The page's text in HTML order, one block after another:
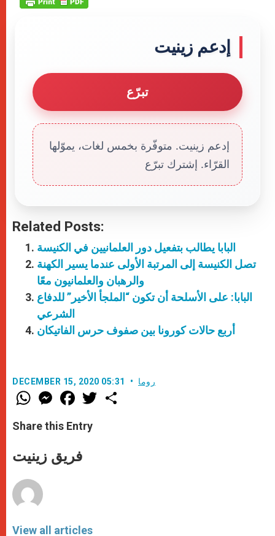
إدعم زينيت
تبرّع
إدعم زينيت. متوفّرة بخمس لغات، يموّلها
القرّاء. إشترك تبرّع
Related Posts:
البابا يطالب بتفعيل دور العلمانيين في الكنيسة
تصل الكنيسة إلى المرتبة الأولى عندما يسير الكهنة
والرهبان والعلمانيون معًا
البابا: على الأسلحة أن تكون “الملجأ الأخير” للدفاع
الشرعي
أربع حالات كورونا بين صفوف حرس الفاتيكان
DECEMBER 15, 2020 05:31 روما
W
h
t
s
p
p
M
e
s
e
g
e
F
a
e
b
o
k
w
Share this Entry
فريق زينيت
View all articles